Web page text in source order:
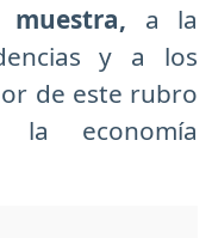
a la
y a los
de este rubro
la economía